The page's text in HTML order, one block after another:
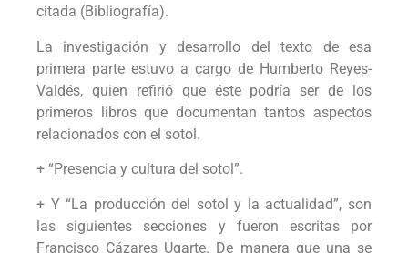
citada (Bibliografía).
La investigación y desarrollo del texto de esa
primera parte estuvo a cargo de Humberto Reyes-
Valdés, quien refirió que éste podría ser de los
primeros libros que documentan tantos aspectos
relacionados con el sotol.
+ “Presencia y cultura del sotol”.
+ Y “La producción del sotol y la actualidad”, son
las siguientes secciones y fueron escritas por
Francisco Cázares Ugarte. De manera que una se